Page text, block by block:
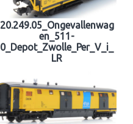
20.249.05_Ongevallenwag
en_511-
0_Depot_Zwolle_Per_V_i_
LR